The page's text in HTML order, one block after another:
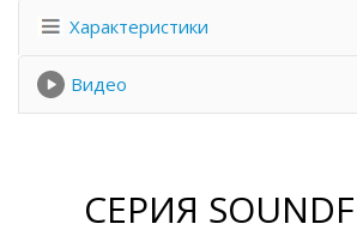
Характеристики
Видео
СЕРИЯ